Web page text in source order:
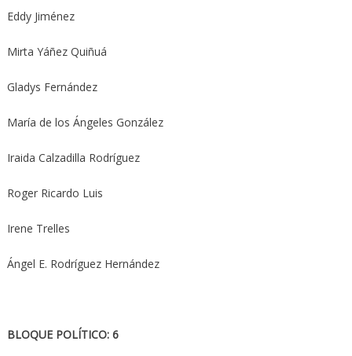
Eddy Jiménez
Mirta Yáñez Quiñuá
Gladys Fernández
María de los Ángeles González
Iraida Calzadilla Rodríguez
Roger Ricardo Luis
Irene Trelles
Ángel E. Rodríguez Hernández
BLOQUE POLÍTICO: 6